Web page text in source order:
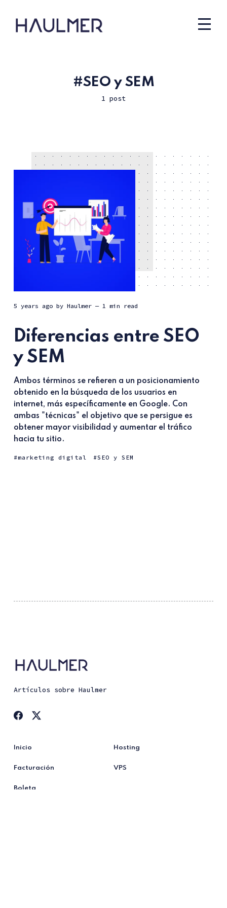
SEO y SEM
1 post
5 years agoby Haulmer — 1 min read
Diferencias entre SEO
y SEM
Ambos términos se refieren a un posicionamiento
obtenido en la búsqueda de los usuarios en
internet, más específicamente en Google. Con
ambas "técnicas" el objetivo que se persigue es
obtener mayor visibilidad y aumentar el tráfico
hacia tu sitio.
marketing digital SEO y SEM
Artículos sobre Haulmer
Inicio
Facturación
Boleta
Hosting
VPS